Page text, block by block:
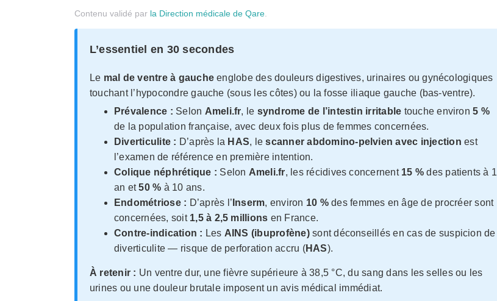
Contenu validé par la Direction médicale de Qare.
L’essentiel en 30 secondes
Le mal de ventre à gauche englobe des douleurs digestives, urinaires ou gynécologiques
touchant l’hypocondre gauche (sous les côtes) ou la fosse iliaque gauche (bas-ventre).
Prévalence : Selon Ameli.fr, le syndrome de l’intestin irritable touche environ5 %
de la population française, avec deux fois plus de femmes concernées.
Diverticulite : D’après la HAS, lescanner abdomino-pelvien avec injection est
l’examen de référence en première intention.
Colique néphrétique : Selon Ameli.fr, les récidives concernent 15 % des patients à 1
an et50 % à 10 ans.
Endométriose : D’après l’ Inserm, environ 10 %des femmes en âge de procréer sont
concernées, soit 1,5 à 2,5 millions en France.
Contre-indication : Les AINS (ibuprofène)sont déconseillés en cas de suspicion de
diverticulite — risque de perforation accru (HAS).
À retenir : Un ventre dur, une fièvre supérieure à 38,5 °C, du sang dans les selles ou les
urines ou une douleur brutale imposent un avis médical immédiat.